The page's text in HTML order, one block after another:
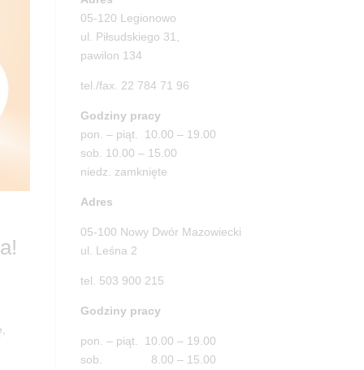
05-120 Legionowo
ul. Piłsudskiego 31,
pawilon 134
tel./fax. 22 784 71 96
Godziny pracy
pon. – piąt. 10.00 – 19.00
sob. 10.00 – 15.00
niedz. zamknięte
Adres
05-100 Nowy Dwór Mazowiecki
ul. Leśna 2
tel. 503 900 215
Godziny pracy
pon. – piąt. 10.00 – 19.00
sob. 8.00 – 15.00